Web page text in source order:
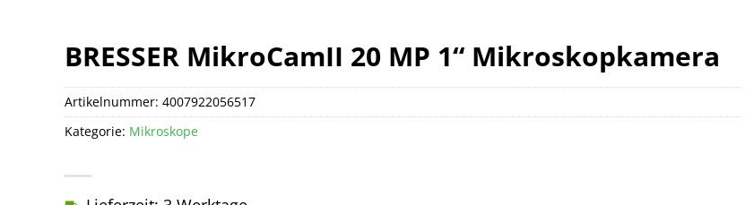
BRESSER MikroCamII 20 MP 1“ Mikroskopkamera
Artikelnummer: 4007922056517
Kategorie: Mikroskope